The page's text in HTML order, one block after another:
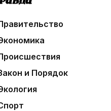
и Порядок